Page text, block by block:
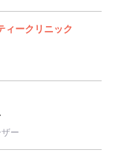
ィークリニック
ー